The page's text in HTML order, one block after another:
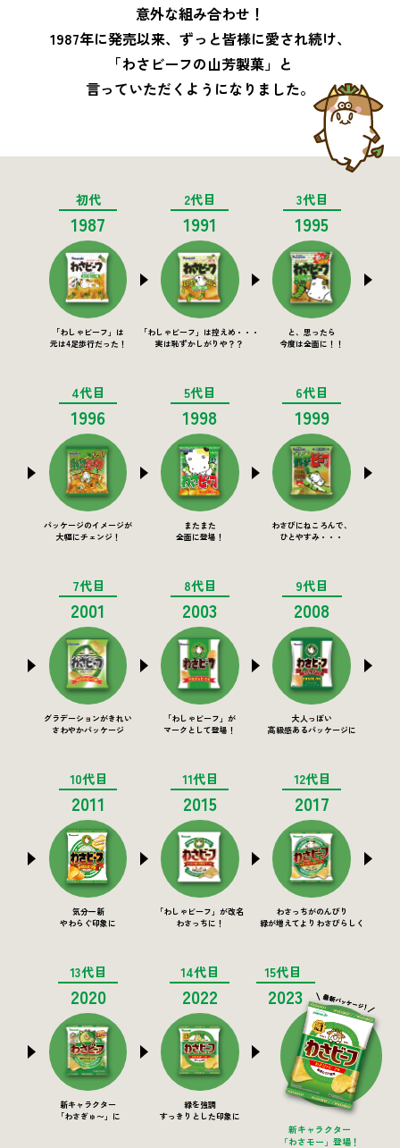
意外な組み合わせ！
1987年に発売以来、ずっと皆様に愛され続け、
「わさビーフの山芳製菓」と
言っていただくようになりました。
初代
1987
「わしゃビーフ」は
元は4足歩行だった！
2代目
1991
「わしゃビーフ」は控えめ・・・
実は恥ずかしがりや？？
3代目
1995
と、思ったら
今度は全面に！！
4代目
1996
パッケージのイメージが
大幅にチェンジ！
5代目
1998
またまた
全面に登場！
6代目
1999
わさびにねころんで、
ひとやすみ・・・
7代目
2001
グラデーションがきれい
さわやかパッケージ
8代目
2003
「わしゃビーフ」が
マークとして登場！
9代目
2008
大人っぽい
高級感あるパッケージに
10代目
2011
気分一新
やわらぐ印象に
11代目
2015
「わしゃビーフ」が改名
わさっちに！
12代目
2017
わさっちがのんびり
緑が増えてよりわさびらしく
13代目
2020
新キャラクター
「わさぎゅ〜」に
14代目
2022
緑を強調
すっきりとした印象に
15代目
2023
新キャラクター
「わさモー」登場！